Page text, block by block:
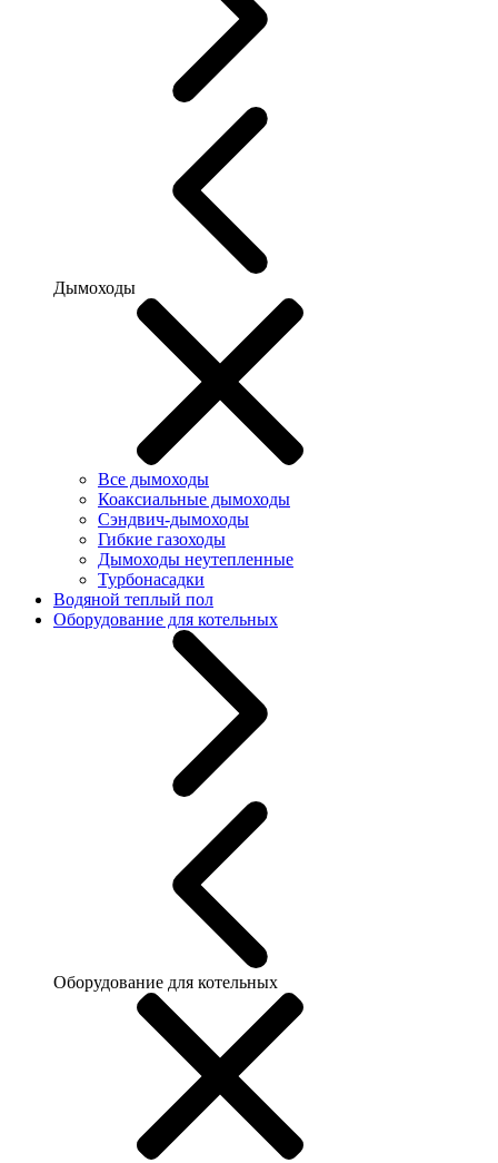
Дымоходы
Все дымоходы
Коаксиальные дымоходы
Сэндвич-дымоходы
Гибкие газоходы
Дымоходы неутепленные
Турбонасадки
Водяной теплый пол
Оборудование для котельных
Оборудование для котельных